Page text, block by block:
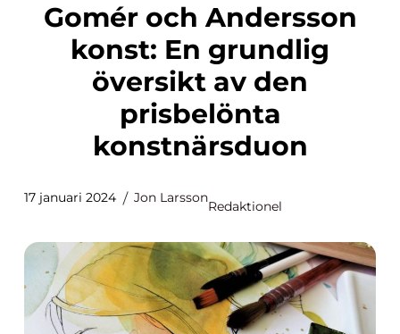
Gomér och Andersson
konst: En grundlig
översikt av den
prisbelönta
konstnärsduon
17 januari 2024 Jon Larsson
Redaktionel